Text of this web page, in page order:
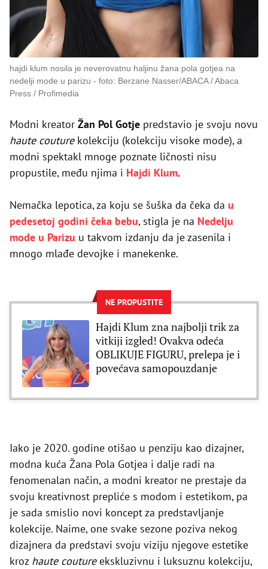
hajdi klum nosila je neverovatnu haljinu žana pola gotjea na
nedelji mode u parizu
foto: Berzane Nasser/ABACA / Abaca
Press / Profimedia
Modni kreator Žan Pol Gotje predstavio je svoju novu
haute couture kolekciju (kolekciju visoke mode), a
modni spektakl mnoge poznate ličnosti nisu
propustile, među njima i Hajdi Klum.
Nemačka lepotica, za koju se šuška da čeka da u
pedesetoj godini čeka bebu, stigla je na Nedelju
mode u Parizu u takvom izdanju da je zasenila i
mnogo mlađe devojke i manekenke.
NE PROPUSTITE
Hajdi Klum zna najbolji trik za
vitkiji izgled! Ovakva odeća
OBLIKUJE FIGURU, prelepa je i
povećava samopouzdanje
Iako je 2020. godine otišao u penziju kao dizajner,
modna kuća Žana Pola Gotjea i dalje radi na
fenomenalan način, a modni kreator ne prestaje da
svoju kreativnost prepliće s modom i estetikom, pa
je sada smislio novi koncept za predstavljanje
kolekcije. Naime, one svake sezone poziva nekog
dizajnera da predstavi svoju viziju njegove estetike
kroz haute coutureekskluzivnu i luksuznu kolekciju,